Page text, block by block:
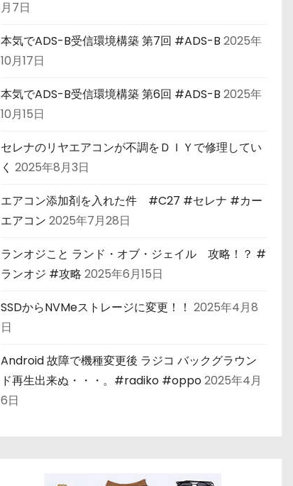
月7日
本気でADS-B受信環境構築 第7回 #ADS-B 2025年
10月17日
本気でADS-B受信環境構築 第6回 #ADS-B 2025年
10月15日
セレナのリヤエアコンが不調をＤＩＹで修理してい
く 2025年8月3日
エアコン添加剤を入れた件 #C27 #セレナ #カー
エアコン 2025年7月28日
ランオジこと ランド・オブ・ジェイル 攻略！？ #
ランオジ #攻略 2025年6月15日
SSDからNVMeストレージに変更！！ 2025年4月8
日
Android 故障で機種変更後 ラジコ バックグラウン
ド再生出来ぬ・・・。#radiko #oppo2025年4月
6日